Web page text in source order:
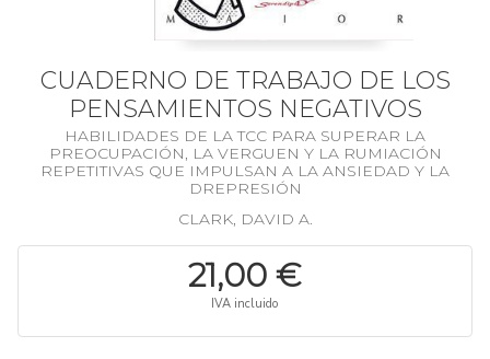
CUADERNO DE TRABAJO DE LOS
PENSAMIENTOS NEGATIVOS
HABILIDADES DE LA TCC PARA SUPERAR LA
PREOCUPACIÓN, LA VERGUEN Y LA RUMIACIÓN
REPETITIVAS QUE IMPULSAN A LA ANSIEDAD Y LA
DREPRESIÓN
CLARK, DAVID A.
21,00 €
IVA incluido